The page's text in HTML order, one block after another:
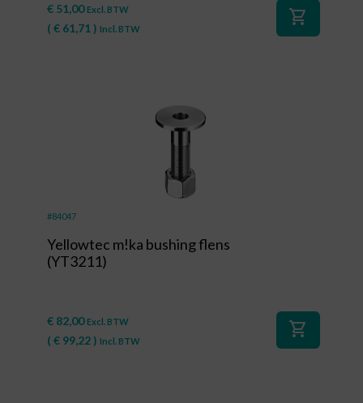
€ 51,00 Excl. BTW
( € 61,71 ) Incl. BTW
shopping_cart
#84047
Yellowtec m!ka bushing flens
(YT3211)
€ 82,00 Excl. BTW
( € 99,22) Incl. BTW
shopping_cart